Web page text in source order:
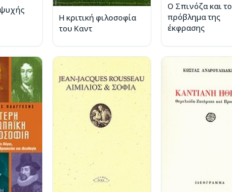
Η κριτική φιλοσοφία
του Καντ
Ο Σπινόζα και το
πρόβλημα της
έκφρασης